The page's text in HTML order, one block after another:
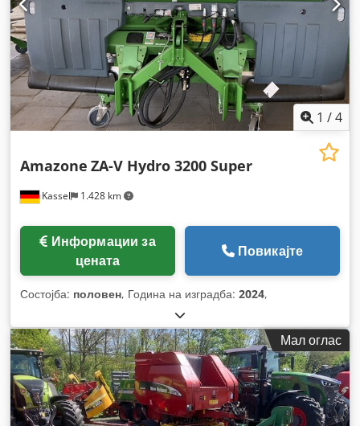
1 /4
Kassel 1.428 km
Amazone ZA-V Hydro 3200 Super
цената
Повикајте
Состојба: половен, Година на изградба: 2024,
Мал оглас